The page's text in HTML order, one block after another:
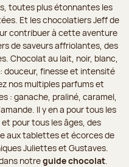
toutes plus étonnantes les
Et les chocolatiers Jeff de
contribuer à cette aventure
de saveurs affriolantes, des
Chocolat au lait, noir, blanc,
douceur, finesse et intensité
nos multiples parfums et
: ganache, praliné, caramel,
Il y en a pour tous les
pour tous les âges, des
aux tablettes et écorces de
Juliettes et Gustaves.
notreguide chocolat